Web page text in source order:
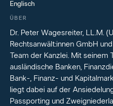
Englisch
ÜBER
Dr. Peter Wagesreiter, LL.M.
Rechtsanwält:innen GmbH
Team der Kanzlei. Mit seinem
ausländische Banken,
Bank-, Finanz- und
liegt dabei auf der
Passporting und